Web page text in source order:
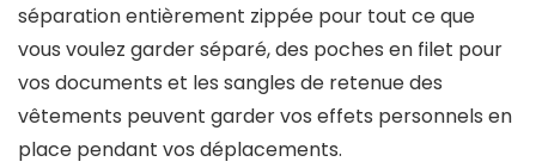
séparation entièrement zippée pour tout ce que
vous voulez garder séparé, des poches en filet pour
vos documents et les sangles de retenue des
vêtements peuvent garder vos effets personnels en
place pendant vos déplacements.